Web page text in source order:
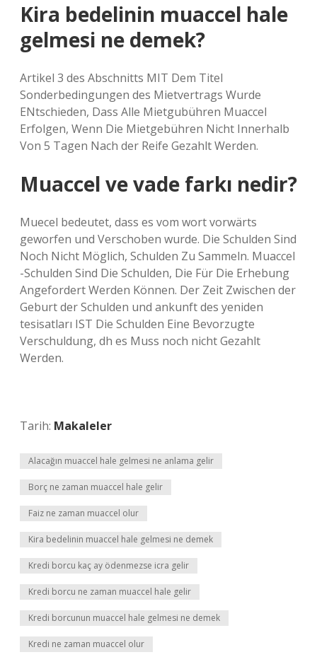
Kira bedelinin muaccel hale
gelmesi ne demek?
Artikel 3 des Abschnitts MIT Dem Titel
Sonderbedingungen des Mietvertrags Wurde
ENtschieden, Dass Alle Mietgubühren Muaccel
Erfolgen, Wenn Die Mietgebühren Nicht Innerhalb
Von 5 Tagen Nach der Reife Gezahlt Werden.
Muaccel ve vade farkı nedir?
Muecel bedeutet, dass es vom wort vorwärts
geworfen und Verschoben wurde. Die Schulden Sind
Noch Nicht Möglich, Schulden Zu Sammeln. Muaccel
-Schulden Sind Die Schulden, Die Für Die Erhebung
Angefordert Werden Können. Der Zeit Zwischen der
Geburt der Schulden und ankunft des yeniden
tesisatları IST Die Schulden Eine Bevorzugte
Verschuldung, dh es Muss noch nicht Gezahlt
Werden.
Tarih: Makaleler
Alacağın muaccel hale gelmesi ne anlama gelir
Borç ne zaman muaccel hale gelir
Faiz ne zaman muaccel olur
Kira bedelinin muaccel hale gelmesi ne demek
Kredi borcu kaç ay ödenmezse icra gelir
Kredi borcu ne zaman muaccel hale gelir
Kredi borcunun muaccel hale gelmesi ne demek
Kredi ne zaman muaccel olur